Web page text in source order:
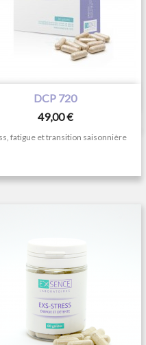
DCP 720
Prix
49,00 €
fatigue et transition saisonnière
Aperçu rapide